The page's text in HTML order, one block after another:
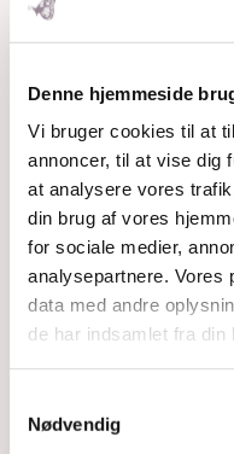
Denne hjemmeside
Vi bruger cookies til at
annoncer, til at vise dig
at analysere vores
din brug af vores
for sociale medier,
analysepartnere. Vores
data med andre
de har indsamlet fra din
Nødvendig